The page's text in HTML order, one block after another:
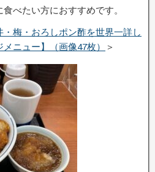
べたい方におすすめです。
・梅・おろしポン酢を世界一詳し
ニュー】（画像47枚）
＞